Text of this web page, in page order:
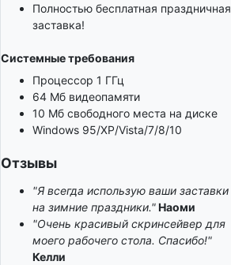
Полностью бесплатная праздничная
заставка!
Системные требования
Процессор 1 ГГц
64 Мб видеопамяти
10 Мб свободного места на диске
Windows 95/XP/Vista/7/8/10
Отзывы
"Я всегда использую ваши заставки
на зимние праздники."Наоми
"Очень красивый скринсейвер для
моего рабочего стола. Спасибо!"
Келли